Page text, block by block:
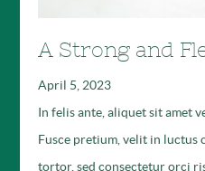
A Strong and
April 5, 2023
In felis ante, aliquet sit amet
Fusce pretium, velit in luctus
tortor, sed consectetur orci